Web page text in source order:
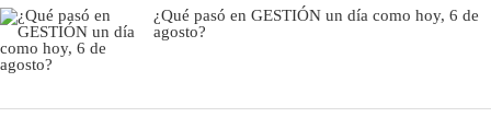
¿Qué pasó en GESTIÓN un día como hoy, 6 de
agosto?